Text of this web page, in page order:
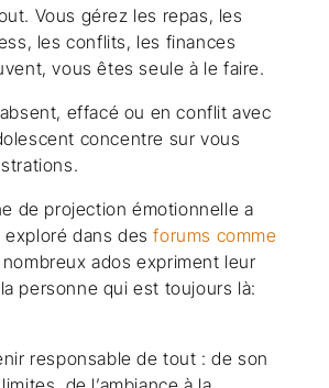
Vous gérez les repas, les
les conflits, les finances
vous êtes seule à le faire.
effacé ou en conflit avec
concentre sur vous
de projection émotionnelle a
exploré dans desforums comme
ados expriment leur
personne qui est toujours là:
responsable de tout : de son